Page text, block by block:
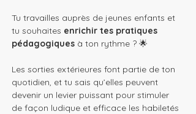
Tu travailles auprès de jeunes enfants et
tu souhaites enrichir tes pratiques
pédagogiques à ton rythme ? 🌟
Les sorties extérieures font partie de ton
quotidien, et tu sais qu’elles peuvent
devenir un levier puissant pour stimuler
de façon ludique et efficace les habiletés